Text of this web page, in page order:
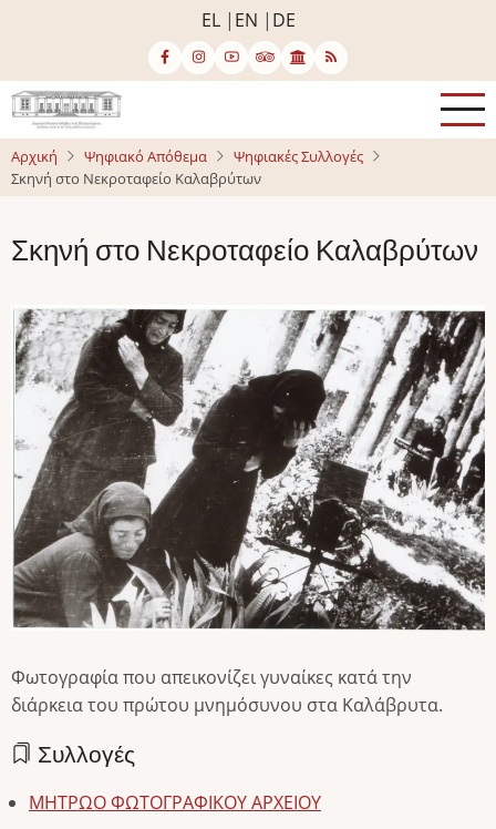
κυρίως
περιεχόμενο
EL EN DE
Αρχική Ψηφιακό Απόθεμα
Ψηφιακές Συλλογές
Σκηνή στο Νεκροταφείο Καλαβρύτων
Σκηνή στο Νεκροταφείο Καλαβρύτων
Image
Φωτογραφία που απεικονίζει γυναίκες κατά την
διάρκεια του πρώτου μνημόσυνου στα Καλάβρυτα.
Συλλογές
ΜΗΤΡΩΟ ΦΩΤΟΓΡΑΦΙΚΟΥ ΑΡΧΕΙΟΥ